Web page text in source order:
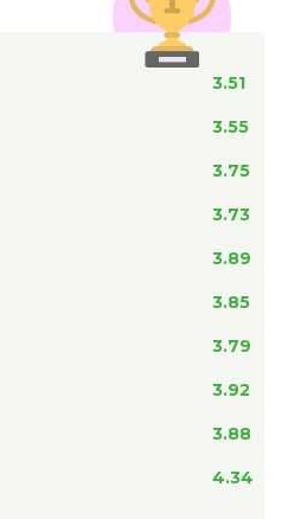
3.51
3.55
3.75
3.73
3.89
3.85
3.79
3.92
3.88
4.34